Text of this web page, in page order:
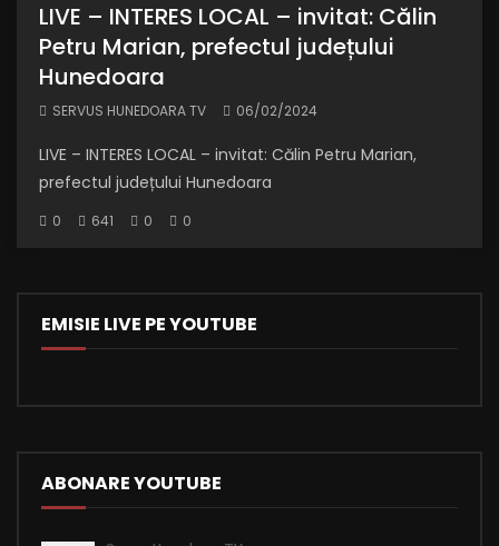
LIVE – INTERES LOCAL – invitat: Călin
Petru Marian, prefectul județului
Hunedoara
SERVUS HUNEDOARA TV 06/02/2024
LIVE – INTERES LOCAL – invitat: Călin Petru Marian,
prefectul județului Hunedoara
0 641 0 0
EMISIE LIVE PE YOUTUBE
ABONARE YOUTUBE